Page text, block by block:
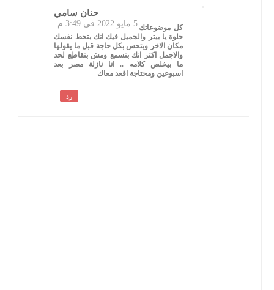
حنان سامي
5 مايو 2022 في 3:49 م كل موضوعاتك
حلوة يا بيتر والجميل فيك انك بتحط نفسك
مكان الاخر وبتحس بكل حاجة قبل ما يقولها
والاجمل اكتر انك بتسمع ومش بتقاطع لحد
ما بيخلص كلامه .. انا نازلة مصر بعد
اسبوعين ومحتاجة اقعد معاك
رد